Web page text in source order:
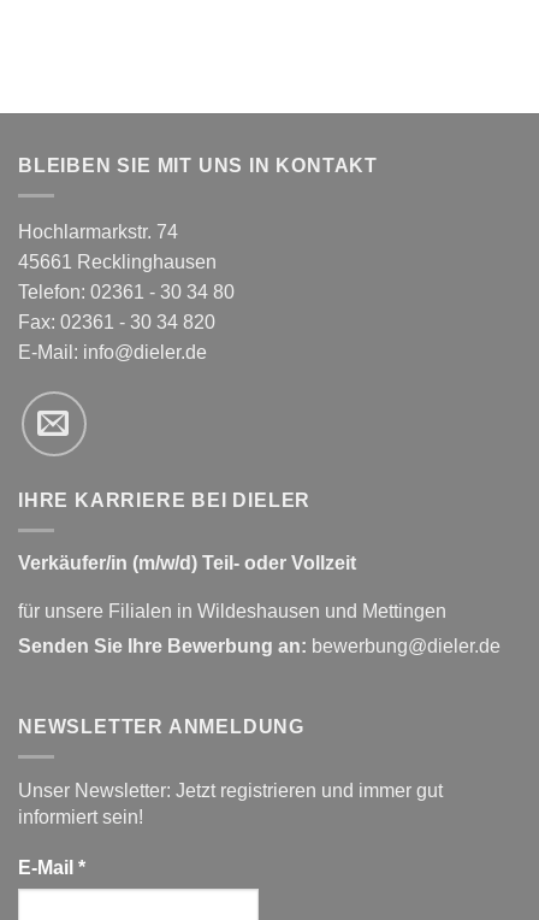
BLEIBEN SIE MIT UNS IN KONTAKT
Hochlarmarkstr. 74
45661 Recklinghausen
Telefon: 02361 - 30 34 80
Fax: 02361 - 30 34 820
E-Mail: info@dieler.de
IHRE KARRIERE BEI DIELER
Verkäufer/in (m/w/d) Teil- oder Vollzeit
für unsere Filialen in Wildeshausen und Mettingen
Senden Sie Ihre Bewerbung an: bewerbung@dieler.de
NEWSLETTER ANMELDUNG
Unser Newsletter: Jetzt registrieren und immer gut
informiert sein!
E-Mail *